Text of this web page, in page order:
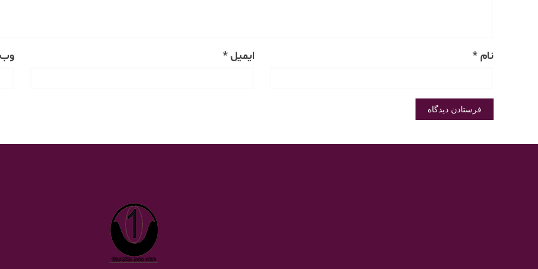
نام* ایمیل*